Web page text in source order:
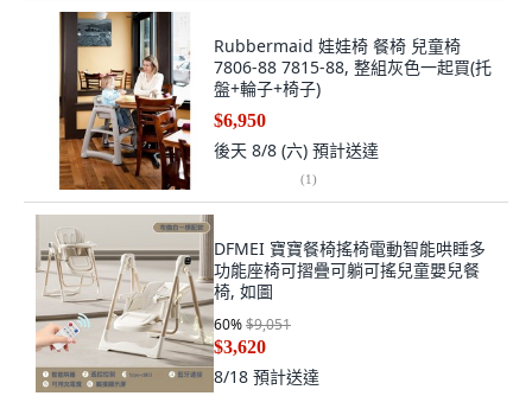
Rubbermaid 娃娃椅 餐椅 兒童椅
7806-88 7815-88, 整組灰色一起買(托
盤+輪子+椅子)
$6,950
後天 8/8 (六) 預計送達
(1)
DFMEI 寶寶餐椅搖椅電動智能哄睡多
功能座椅可摺疊可躺可搖兒童嬰兒餐
椅, 如圖
60%$9,051
$3,620
8/18 預計送達